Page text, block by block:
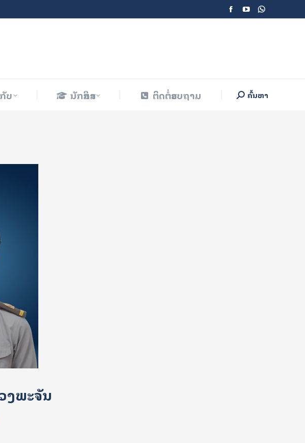
Facebook
window
YouTube
window
Whatsapp
window
ບ ນັກສຶກສາ ຕິດຕໍ່ສອບຖາມ Search:
ຄົ້ນຫາ
ງພະຈັນ
ບ ນັກສຶກສາ ຕິດຕໍ່ສອບຖາມ Search:
ຄົ້ນຫາ